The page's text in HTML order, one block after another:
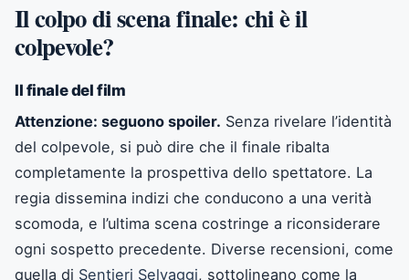
Il colpo di scena finale: chi è il
colpevole?
Il finale del film
Attenzione: seguono spoiler. Senza rivelare l’identità
del colpevole, si può dire che il finale ribalta
completamente la prospettiva dello spettatore. La
regia dissemina indizi che conducono a una verità
scomoda, e l’ultima scena costringe a riconsiderare
ogni sospetto precedente. Diverse recensioni, come
quella di Sentieri Selvaggi, sottolineano come la